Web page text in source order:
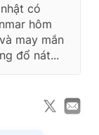
có
hôm
may mắn
đổ nát...